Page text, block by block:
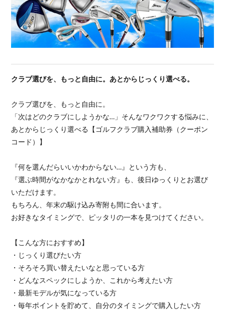
クラブ選びを、もっと自由に。あとからじっくり選べる。
クラブ選びを、もっと自由に。
「次はどのクラブにしようかな…」そんなワクワクする悩みに、
あとからじっくり選べる【ゴルフクラブ購入補助券（クーポン
コード）】
『何を選んだらいいかわからない…』という方も、
『選ぶ時間がなかなかとれない方』も、後日ゆっくりとお選び
いただけます。
もちろん、年末の駆け込み寄附も間に合います。
お好きなタイミングで、ピッタリの一本を見つけてください。
【こんな方におすすめ】
・じっくり選びたい方
・そろそろ買い替えたいなと思っている方
・どんなスペックにしようか、これから考えたい方
・最新モデルが気になっている方
・毎年ポイントを貯めて、自分のタイミングで購入したい方